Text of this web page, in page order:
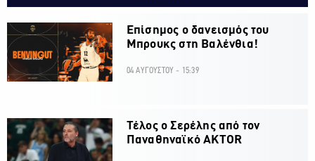
Επίσημος ο δανεισμός του
Μπρουκς στη Βαλένθια!
04 ΑΥΓΟΥΣΤΟΥ - 15:39
Τέλος ο Σερέλης από τον
Παναθηναϊκό AKTOR